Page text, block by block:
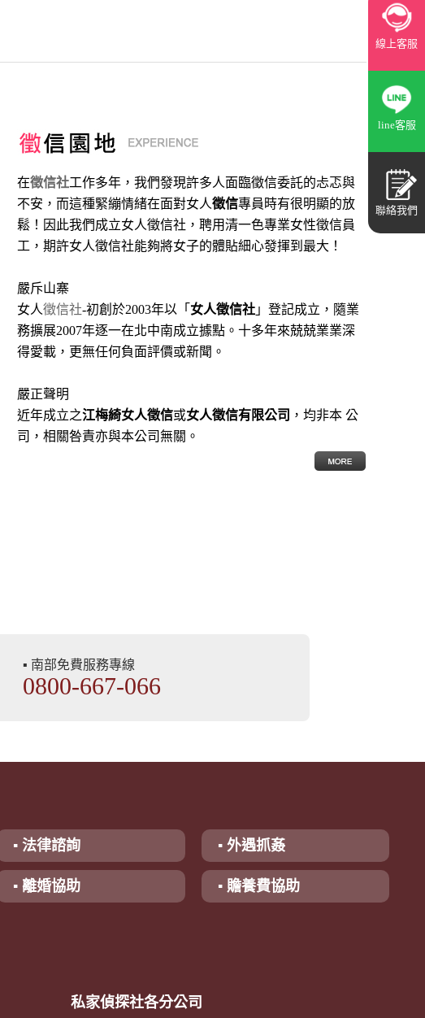
線上客服
line客服
聯絡我們
在徵信社工作多年，我們發現許多人面臨徵信委託的忐忑與
不安，而這種緊繃情緒在面對女人徵信專員時有很明顯的放
鬆！因此我們成立女人徵信社，聘用清一色專業女性徵信員
工，期許女人徵信社能夠將女子的體貼細心發揮到最大 ！
嚴斥山寨
女人徵信社-初創於2003年以「 女人徵信社 」登記成立，隨業
務擴展2007年逐一在北中南成立據點。十多年來兢兢業業深
得愛載，更無任何負面評價或新聞。
嚴正聲明
近年成立之江梅綺女人徵信或女人徵信有限公司 ，均非本 公
司，相關咎責亦與本公司無關。
▪ 南部免費服務專線
0800-667-066
▪ 法律諮詢 ▪ 外遇抓姦
▪ 離婚協助 ▪ 贍養費協助
私家偵探社各分公司